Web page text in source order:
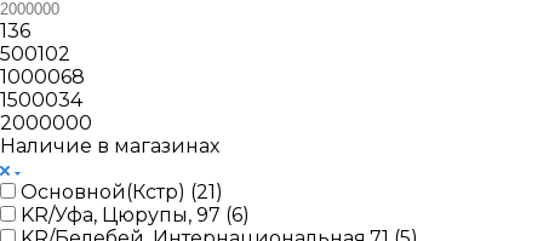
136
500102
1000068
1500034
2000000
Наличие в магазинах
Основной(Кстр) (21)
KR/Уфа, Цюрупы, 97 (6)